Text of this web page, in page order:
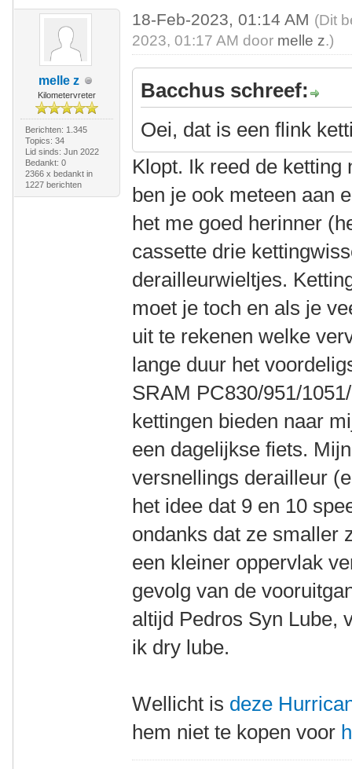
melle z
Kilometervreter
Berichten: 1.345
Topics: 34
Lid sinds: Jun 2022
Bedankt: 0
2366 x bedankt in
1227 berichten
18-Feb-2023, 01:14 AM (Dit
2023, 01:17 AM door melle z.)
Bacchus schreef:
Oei, dat is een flink
Klopt. Ik reed de
ben je ook meteen aan
het me goed herinner
cassette drie
derailleurwieltjes.
moet je toch en als je
uit te rekenen welke
lange duur het
SRAM PC830/951/
kettingen bieden naar
een dagelijkse fiets.
versnellings derailleur
het idee dat 9 en 10
ondanks dat ze smaller
een kleiner oppervlak
gevolg van de
altijd Pedros Syn Lube,
ik dry lube.
Wellicht is deze
hem niet te kopen voor